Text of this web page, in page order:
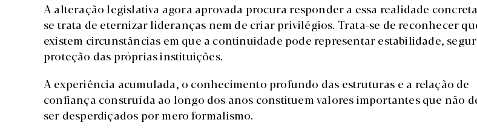
A alteração legislativa agora aprovada procura responder a essa realidade
se trata de eternizar lideranças nem de criar privilégios. Trata-se de reconhecer
existem circunstâncias em que a continuidade pode representar estabilidade,
proteção das próprias instituições.
A experiência acumulada, o conhecimento profundo das estruturas e a relação de
confiança construída ao longo dos anos constituem valores importantes que não
ser desperdiçados por mero formalismo.